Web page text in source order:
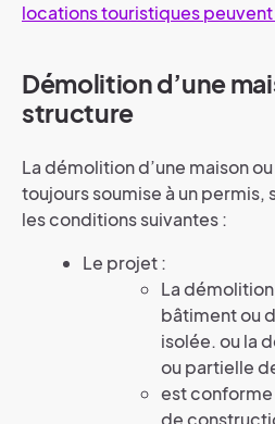
locations touristiques
Démolition d’une
structure
La démolition d’une maison
toujours soumise à un permis,
les conditions suivantes :
Le projet :
La
bâtiment ou
isolée. ou la
ou partielle
est conforme
de